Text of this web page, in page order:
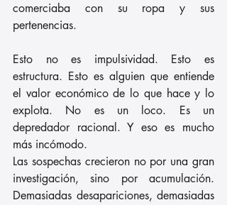
comerciaba con su ropa y sus
pertenencias.
Esto no es impulsividad. Esto es
estructura. Esto es alguien que entiende
el valor económico de lo que hace y lo
explota. No es un loco. Es un
depredador racional. Y eso es mucho
más incómodo.
Las sospechas crecieron no por una gran
investigación, sino por acumulación.
Demasiadas desapariciones, demasiadas